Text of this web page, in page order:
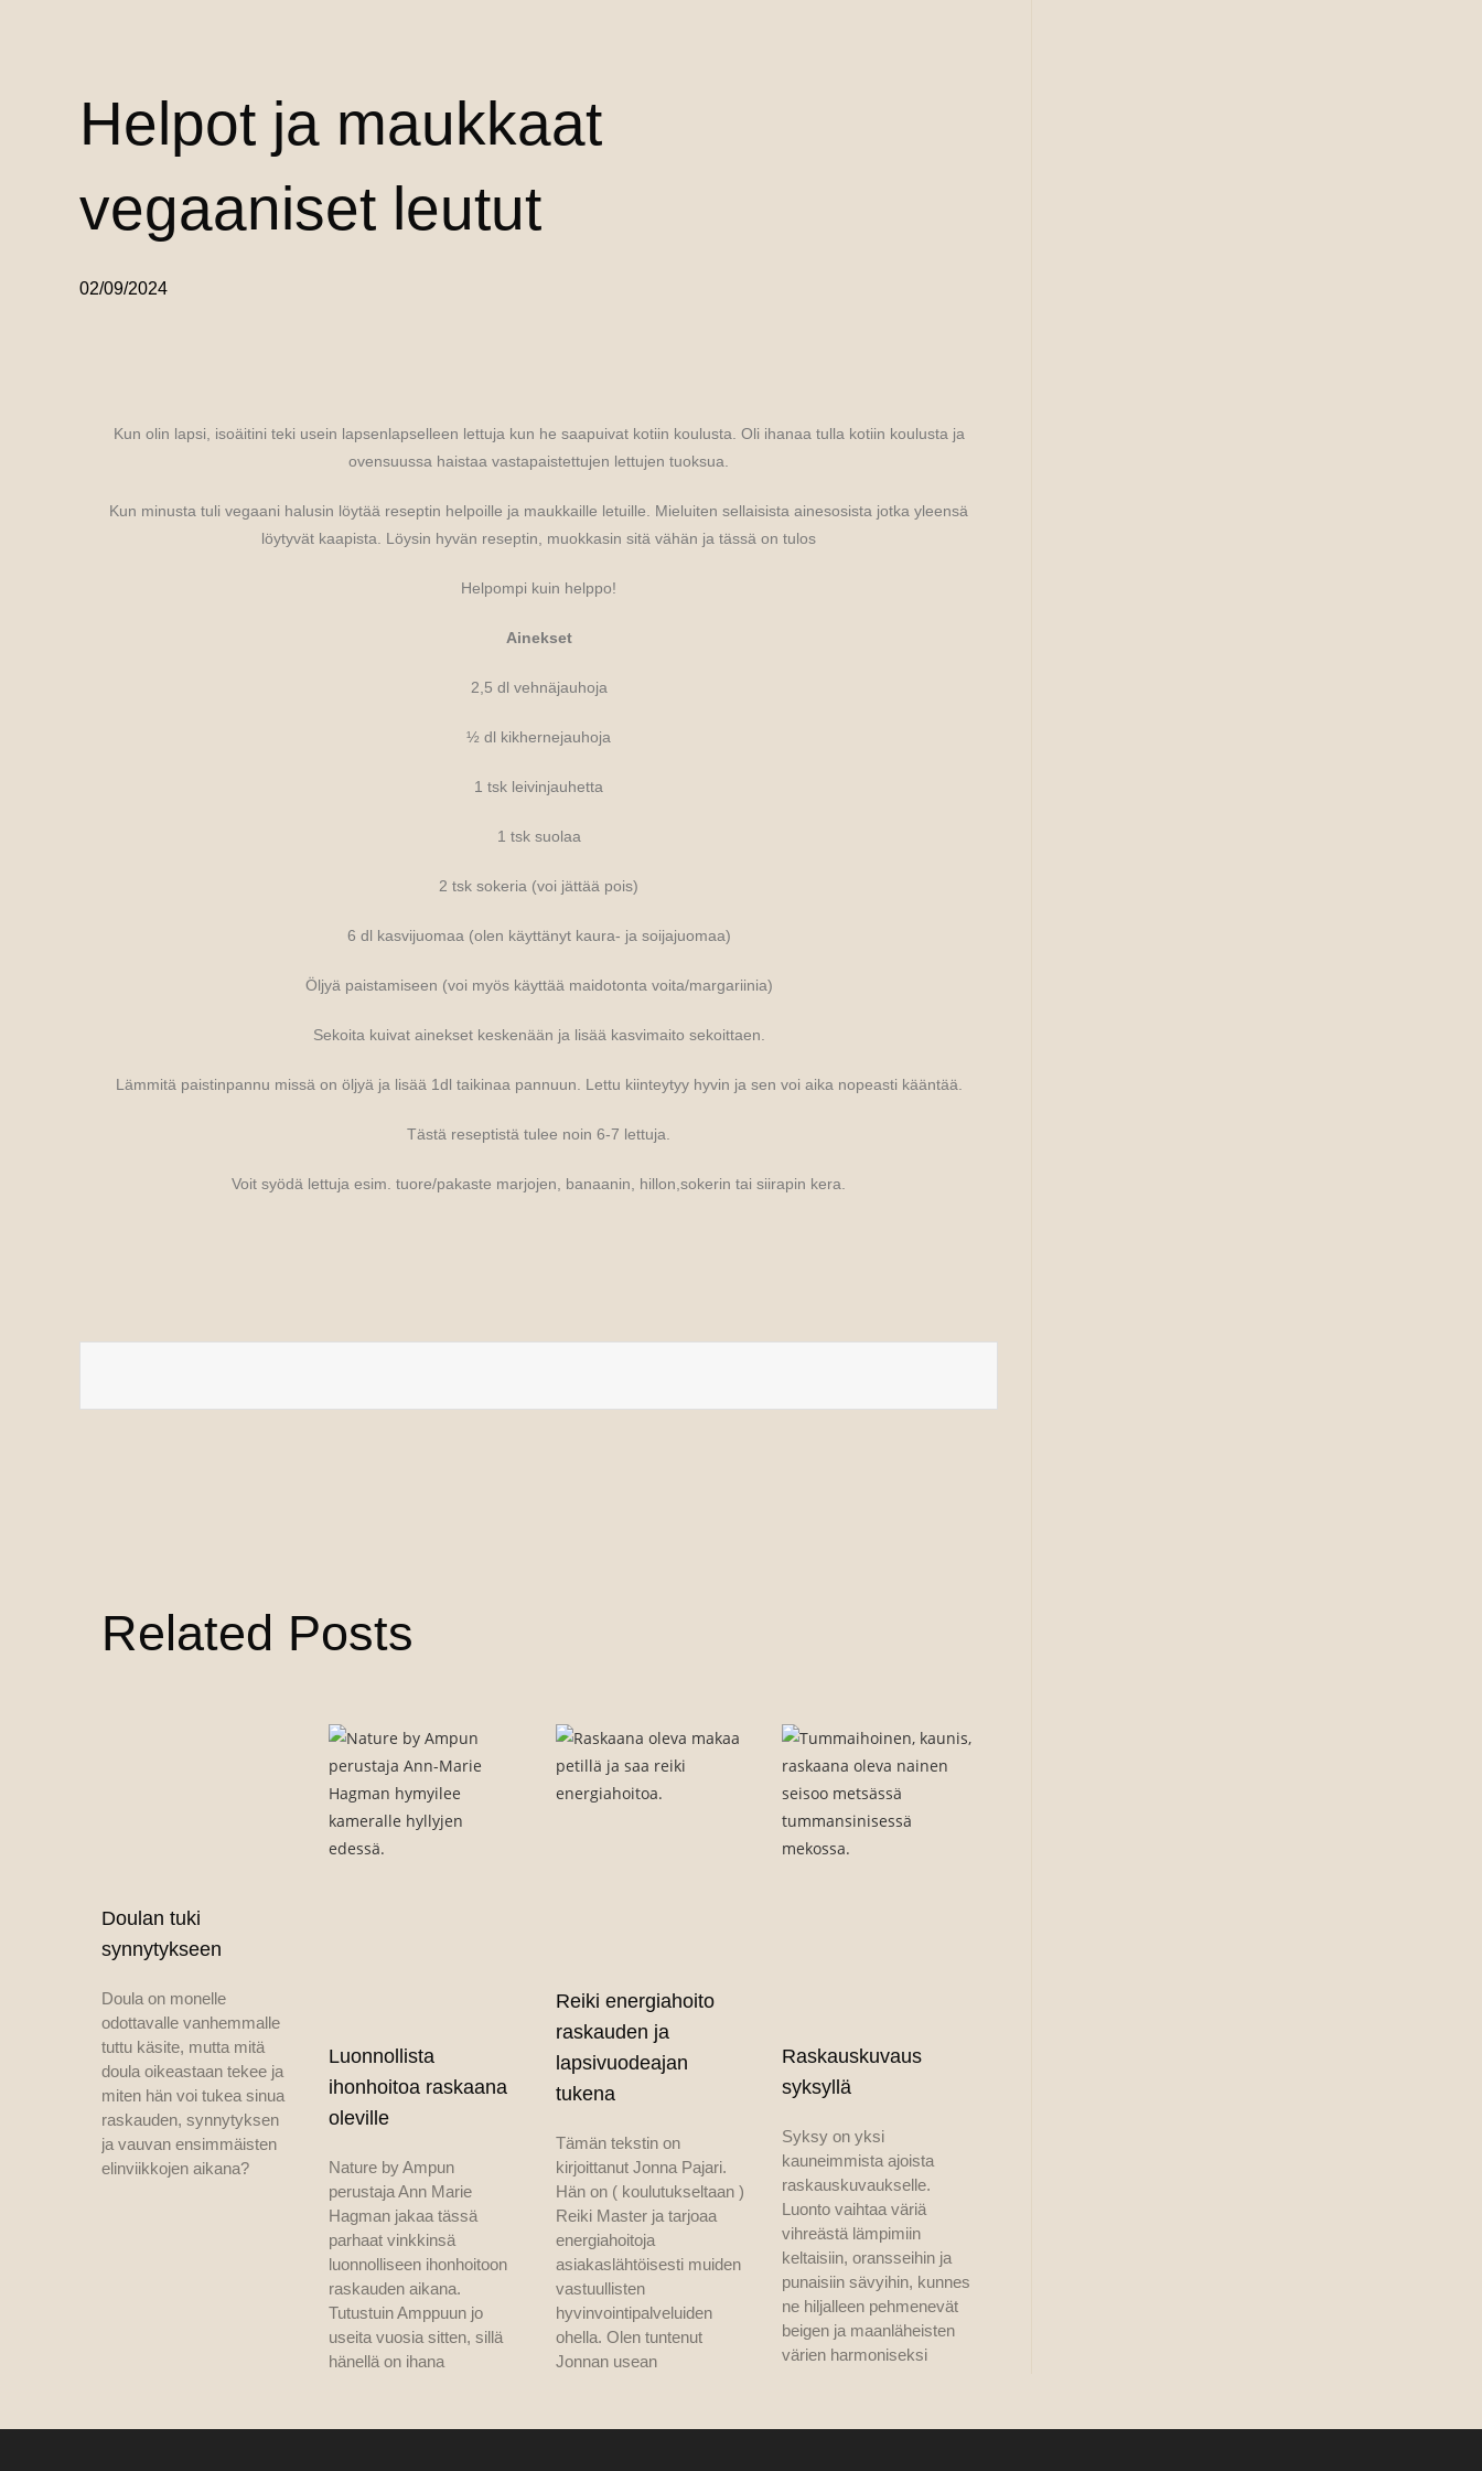
Helpot ja maukkaat
vegaaniset leutut
02/09/2024
Kun olin lapsi, isoäitini teki usein lapsenlapselleen lettuja kun he saapuivat kotiin koulusta. Oli ihanaa tulla kotiin koulusta ja
ovensuussa haistaa vastapaistettujen lettujen tuoksua.
Kun minusta tuli vegaani halusin löytää reseptin helpoille ja maukkaille letuille. Mieluiten sellaisista ainesosista jotka yleensä
löytyvät kaapista. Löysin hyvän reseptin, muokkasin sitä vähän ja tässä on tulos
Helpompi kuin helppo!
Ainekset
2,5 dl vehnäjauhoja
½ dl kikhernejauhoja
1 tsk leivinjauhetta
1 tsk suolaa
2 tsk sokeria (voi jättää pois)
6 dl kasvijuomaa (olen käyttänyt kaura- ja soijajuomaa)
Öljyä paistamiseen (voi myös käyttää maidotonta voita/margariinia)
Sekoita kuivat ainekset keskenään ja lisää kasvimaito sekoittaen.
Lämmitä paistinpannu missä on öljyä ja lisää 1dl taikinaa pannuun. Lettu kiinteytyy hyvin ja sen voi aika nopeasti kääntää.
Tästä reseptistä tulee noin 6-7 lettuja.
Voit syödä lettuja esim. tuore/pakaste marjojen, banaanin, hillon,sokerin tai siirapin kera.
Related Posts
Doulan tuki
synnytykseen
Doula on monelle
odottavalle vanhemmalle
tuttu käsite, mutta mitä
doula oikeastaan tekee ja
miten hän voi tukea sinua
raskauden, synnytyksen
ja vauvan ensimmäisten
elinviikkojen aikana?
Luonnollista
ihonhoitoa raskaana
oleville
Nature by Ampun
perustaja Ann Marie
Hagman jakaa tässä
parhaat vinkkinsä
luonnolliseen ihonhoitoon
raskauden aikana.
Tutustuin Amppuun jo
useita vuosia sitten, sillä
hänellä on ihana
Reiki energiahoito
raskauden ja
lapsivuodeajan
tukena
Tämän tekstin on
kirjoittanut Jonna Pajari.
Hän on ( koulutukseltaan )
Reiki Master ja tarjoaa
energiahoitoja
asiakaslähtöisesti muiden
vastuullisten
hyvinvointipalveluiden
ohella. Olen tuntenut
Jonnan usean
Raskauskuvaus
syksyllä
Syksy on yksi
kauneimmista ajoista
raskauskuvaukselle.
Luonto vaihtaa väriä
vihreästä lämpimiin
keltaisiin, oransseihin ja
punaisiin sävyihin, kunnes
ne hiljalleen pehmenevät
beigen ja maanläheisten
värien harmoniseksi